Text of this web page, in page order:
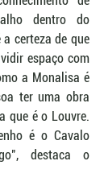
dentro do
certeza de que
espaço com
a Monalisa é
ter uma obra
que é o Louvre.
é o Cavalo
destaca o